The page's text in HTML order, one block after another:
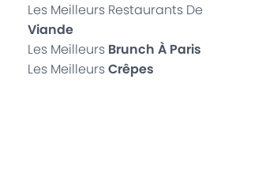
Les Meilleurs Restaurants De
Viande
Les Meilleurs Brunch À Paris
Les MeilleursCrêpes